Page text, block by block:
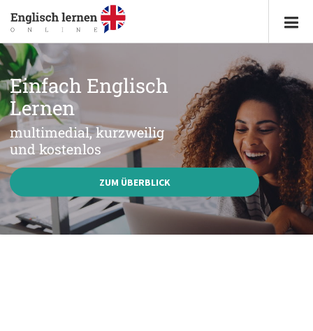
Einfach Englisch
Lernen
multimedial, kurzweilig
und kostenlos
ZUM ÜBERBLICK